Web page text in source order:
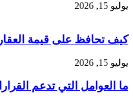
يوليو 15, 2026
كيف تحافظ على قيمة
يوليو 15, 2026
ما العوامل التي تدعم